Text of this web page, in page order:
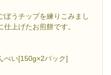
ぼうチップを練りこみまし
上げたお煎餅です。
べい[150g×2パック]